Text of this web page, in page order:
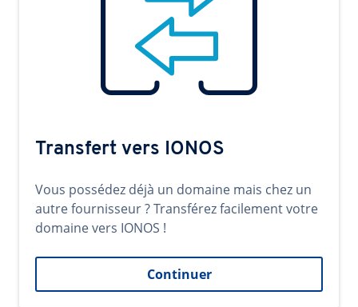
Transfert vers IONOS
Vous possédez déjà un domaine mais chez un
autre fournisseur ? Transférez facilement votre
domaine vers IONOS !
Continuer